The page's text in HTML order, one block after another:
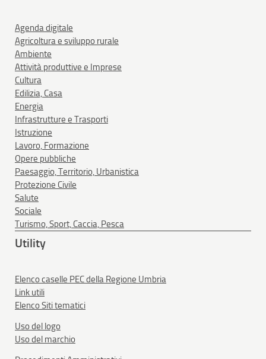
Agenda digitale
Agricoltura e sviluppo rurale
Ambiente
Attività produttive e Imprese
Cultura
Edilizia, Casa
Energia
Infrastrutture e Trasporti
Istruzione
Lavoro, Formazione
Opere pubbliche
Paesaggio, Territorio, Urbanistica
Protezione Civile
Salute
Sociale
Turismo, Sport, Caccia, Pesca
Utility
Elenco caselle PEC della Regione Umbria
Link utili
Elenco Siti tematici
Uso del logo
Uso del marchio